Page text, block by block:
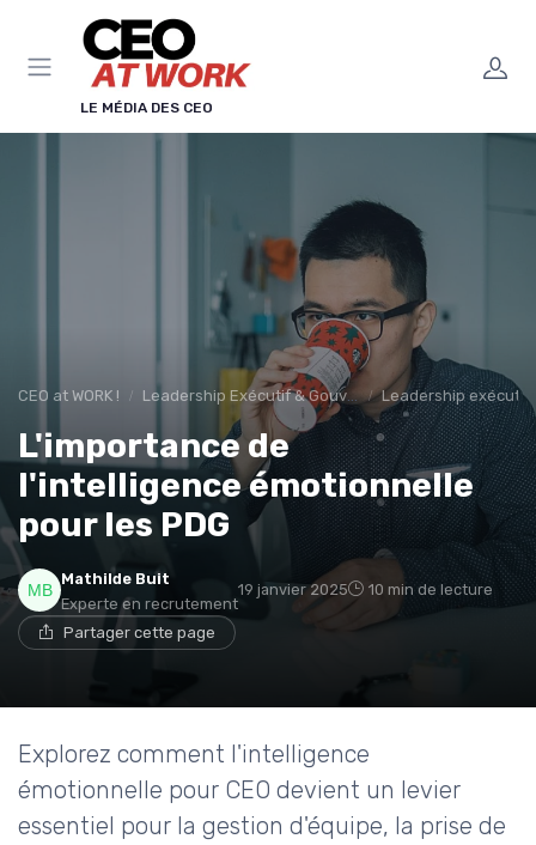
LE MÉDIA DES CEO
CEO at WORK ! Leadership Exécutif & Gouvernance Leadership exécutif
L'importance de
l'intelligence émotionnelle
pour les PDG
Mathilde Buit
Experte en recrutement
19 janvier 2025 10 min de lecture
Partager cette page
Explorez comment l'intelligence
émotionnelle pour CEO devient un levier
essentiel pour la gestion d'équipe, la prise de
Panneau de gestion des cookies